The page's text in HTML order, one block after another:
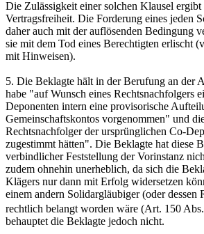
Die Zulässigkeit einer solchen Klausel ergibt
Vertragsfreiheit. Die Forderung eines jeden
daher auch mit der auflösenden Bedingung
sie mit dem Tod eines Berechtigten erlischt
mit Hinweisen).
5. Die Beklagte hält in der Berufung an der
habe "auf Wunsch eines Rechtsnachfolgers
Deponenten intern eine provisorische
Gemeinschaftskontos vorgenommen" und
Rechtsnachfolger der ursprünglichen Co-
zugestimmt hätten". Die Beklagte hat diese
verbindlicher Feststellung der Vorinstanz
zudem ohnehin unerheblich, da sich die
Klägers nur dann mit Erfolg widersetzen
einem andern Solidargläubiger (oder dessen
rechtlich belangt worden wäre (Art. 150
behauptet die Beklagte jedoch nicht.